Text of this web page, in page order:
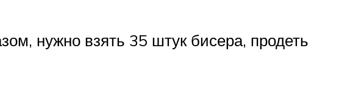
нужно взять 35 штук бисера, продеть